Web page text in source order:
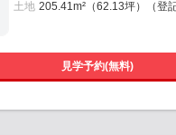
土地 205.41m²（62.13坪）（登記
見学予約(無料)